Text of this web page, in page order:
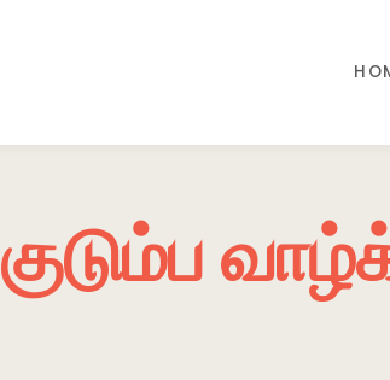
குடும்ப